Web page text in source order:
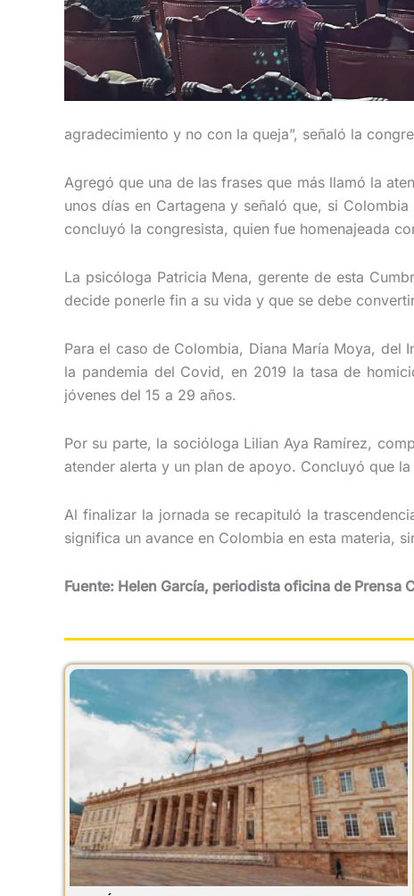
agradecimiento y no con la queja”, señaló la
Agregó que una de las frases que más llamó la
unos días en Cartagena y señaló que, si
concluyó la congresista, quien fue homenajeada
La psicóloga Patricia Mena, gerente de esta
decide ponerle fin a su vida y que se debe
Para el caso de Colombia, Diana María Moya, del
la pandemia del Covid, en 2019 la tasa de
jóvenes del 15 a 29 años.
Por su parte, la socióloga Lilian Aya Ramírez,
atender alerta y un plan de apoyo. Concluyó que
Al finalizar la jornada se recapituló la
significa un avance en Colombia en esta materia,
Fuente: Helen García, periodista oficina de Prensa